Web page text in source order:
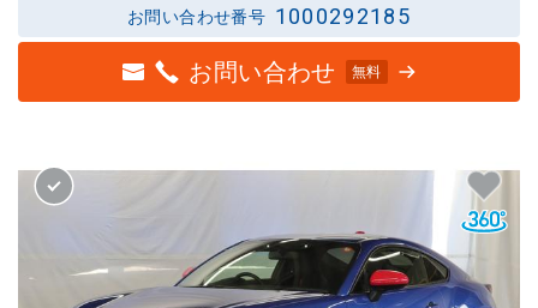
お問い合わせ番号 1000292185
お問い合わせ 無料